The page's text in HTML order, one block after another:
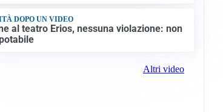
DOPO UN VIDEO
al teatro Erios, nessuna violazione: non
Altri video